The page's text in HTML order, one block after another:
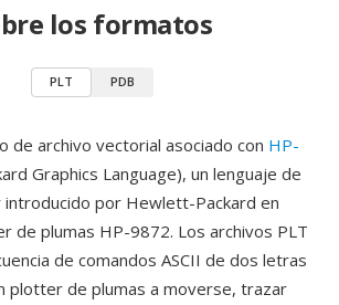
los formatos
PLT PDB
de archivo vectorial asociado con HP-
Graphics Language), un lenguaje de
por Hewlett-Packard en
de plumas HP-9872. Los archivos PLT
de comandos ASCII de dos letras
plotter de plumas a moverse, trazar